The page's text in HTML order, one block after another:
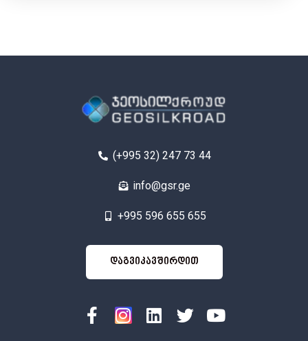
(+995 32) 247 73 44
info@gsr.ge
+995 596 655 655
დაგვიკავშირდით